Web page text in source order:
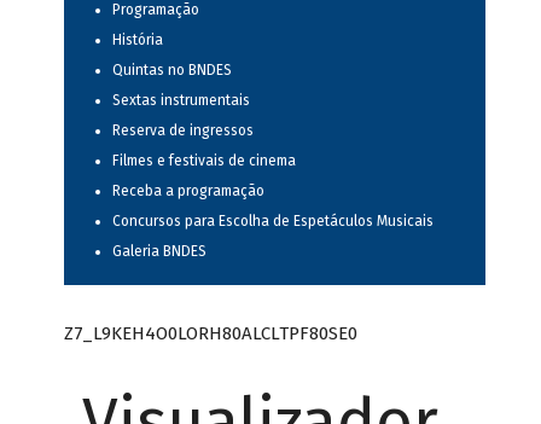
Programação
História
Quintas no BNDES
Sextas instrumentais
Reserva de ingressos
Filmes e festivais de cinema
Receba a programação
Concursos para Escolha de Espetáculos Musicais
Galeria BNDES
Z7_L9KEH4O0LORH80ALCLTPF80SE0